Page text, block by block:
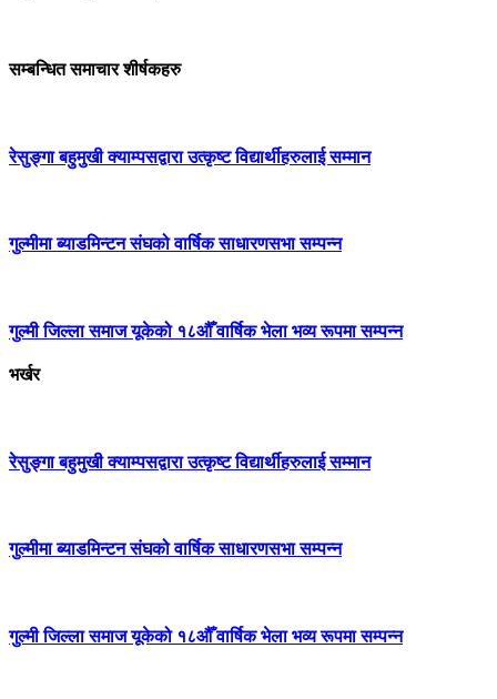
सम्बन्धित समाचार शीर्षकहरु
रेसुङ्गा बहुमुखी क्याम्पसद्वारा उत्कृष्ट विद्यार्थीहरुलाई सम्मान
गुल्मीमा ब्याडमिन्टन संघको वार्षिक साधारणसभा सम्पन्न
गुल्मी जिल्ला समाज यूकेको १८औँ वार्षिक भेला भव्य रूपमा सम्पन्न
भर्खर
रेसुङ्गा बहुमुखी क्याम्पसद्वारा उत्कृष्ट विद्यार्थीहरुलाई सम्मान
गुल्मीमा ब्याडमिन्टन संघको वार्षिक साधारणसभा सम्पन्न
गुल्मी जिल्ला समाज यूकेको १८औँ वार्षिक भेला भव्य रूपमा सम्पन्न